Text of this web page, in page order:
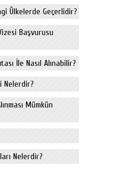
Ülkelerde Geçerlidir?
Başvurusu
İle Nasıl Alınabilir?
Nelerdir?
Mümkün
Nelerdir?